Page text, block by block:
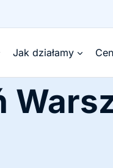
Jak działamy